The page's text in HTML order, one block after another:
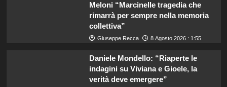
Meloni “Marcinelle tragedia che
rimarrà per sempre nella memoria
collettiva”
Giuseppe Recca 8 Agosto 2026 : 1:55
Daniele Mondello: “Riaperte le
indagini su Viviana e Gioele, la
verità deve emergere”